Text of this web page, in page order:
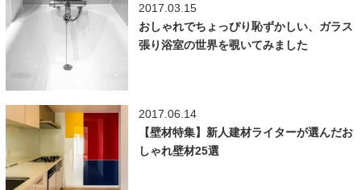
2017.03.15
おしゃれでちょっぴり恥ずかしい、ガラス
張り浴室の世界を覗いてみました
2017.06.14
【壁材特集】新人建材ライターが選んだお
しゃれ壁材25選